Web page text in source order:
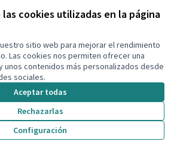
cookies utilizadas en la página
sitio web para mejorar el rendimiento
Las cookies nos permiten ofrecer una
unos contenidos más personalizados desde
sociales.
Aceptar todas
Rechazarlas
Configuración
Calles y Viales 0 0